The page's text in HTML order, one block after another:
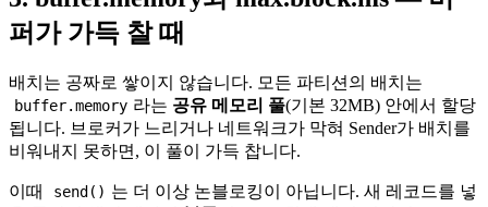
퍼가 가득 찰 때
배치는 공짜로 쌓이지 않습니다. 모든 파티션의 배치는
buffer.memory 라는 공유 메모리 풀(기본 32MB) 안에서 할당
됩니다. 브로커가 느리거나 네트워크가 막혀 Sender가 배치를
비워내지 못하면, 이 풀이 가득 찹니다.
이때 send() 는 더 이상 논블로킹이 아닙니다. 새 레코드를 넣